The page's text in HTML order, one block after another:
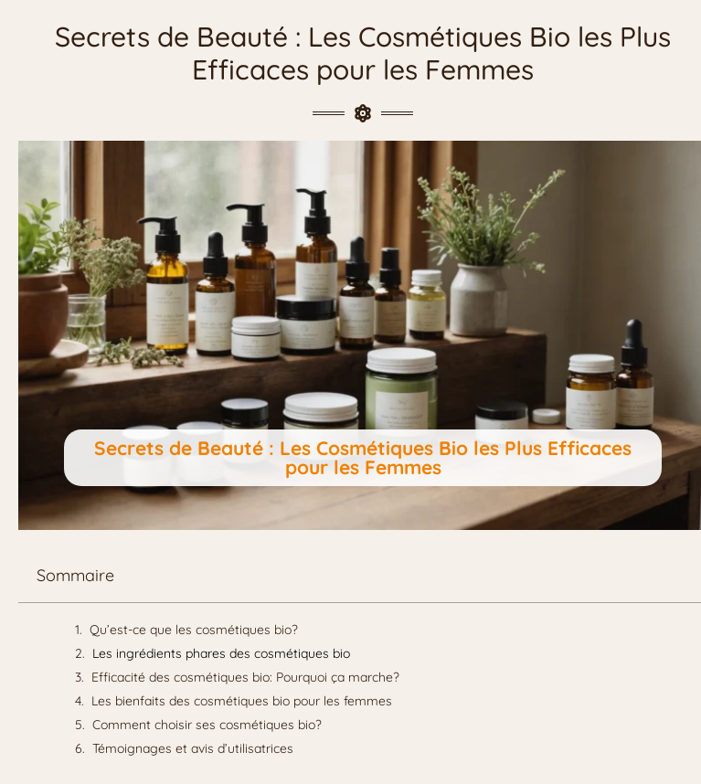
Secrets de Beauté : Les Cosmétiques Bio les Plus
Efficaces pour les Femmes
Secrets de Beauté : Les Cosmétiques Bio les Plus Efficaces
pour les Femmes
Sommaire
Qu’est-ce que les cosmétiques bio?
Les ingrédients phares des cosmétiques bio
Efficacité des cosmétiques bio: Pourquoi ça marche?
Les bienfaits des cosmétiques bio pour les femmes
Comment choisir ses cosmétiques bio?
Témoignages et avis d’utilisatrices